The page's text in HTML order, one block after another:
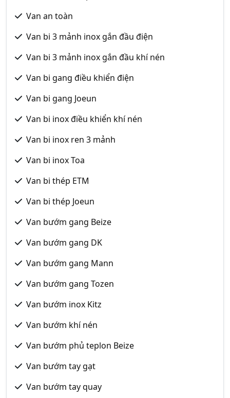
Van an toàn
Van bi 3 mảnh inox gắn đầu điện
Van bi 3 mảnh inox gắn đầu khí nén
Van bi gang điều khiển điện
Van bi gang Joeun
Van bi inox điều khiển khí nén
Van bi inox ren 3 mảnh
Van bi inox Toa
Van bi thép ETM
Van bi thép Joeun
Van bướm gang Beize
Van bướm gang DK
Van bướm gang Mann
Van bướm gang Tozen
Van bướm inox Kitz
Van bướm khí nén
Van bướm phủ teplon Beize
Van bướm tay gạt
Van bướm tay quay